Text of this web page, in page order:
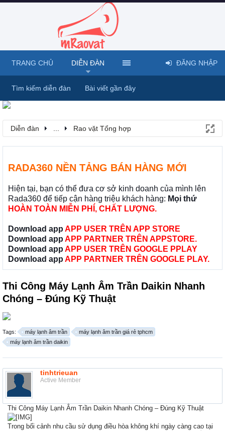
Diễn đàn Rao vặt Tổng hợp
RADA360 NỀN TẢNG BÁN HÀNG MỚI
Hiện tại, bạn có thể đưa cơ sở kinh doanh của mình lên
Rada360 để tiếp cận hàng triệu khách hàng: Mọi thứ
HOÀN TOÀN MIỄN PHÍ, CHẤT LƯỢNG.
Download app APP USER TRÊN APP STORE
Download app APP PARTNER TRÊN APPSTORE.
Download app APP USER TRÊN GOOGLE PPLAY
Download app APP PARTNER TRÊN GOOGLE PLAY.
Thi Công Máy Lạnh Âm Trần Daikin Nhanh
Chóng – Đúng Kỹ Thuật
Tags: máy lạnh âm trần
máy lạnh âm trần giá rẻ tphcm
máy lạnh âm trần daikin
tinhtrieuan
Active Member
Thi Công Máy Lạnh Âm Trần Daikin Nhanh Chóng – Đúng Kỹ Thuật
Trong bối cảnh nhu cầu sử dụng điều hòa không khí ngày càng cao tại
TRANG CHỦ DIỄN ĐÀN
Tìm kiếm diễn đàn Bài viết gần đây
ĐĂNG NHẬP